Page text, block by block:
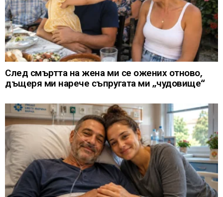
След смъртта на жена ми се ожених отново,
дъщеря ми нарече съпругата ми „чудовище“